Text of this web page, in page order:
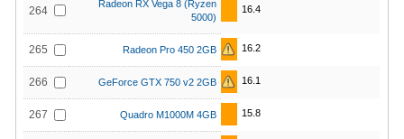
264
Radeon RX Vega 8 (Ryzen
5000)
16.4
265 Radeon Pro 450 2GB 16.2
266 GeForce GTX 750 v2 2GB 16.1
267 Quadro M1000M 4GB 15.8